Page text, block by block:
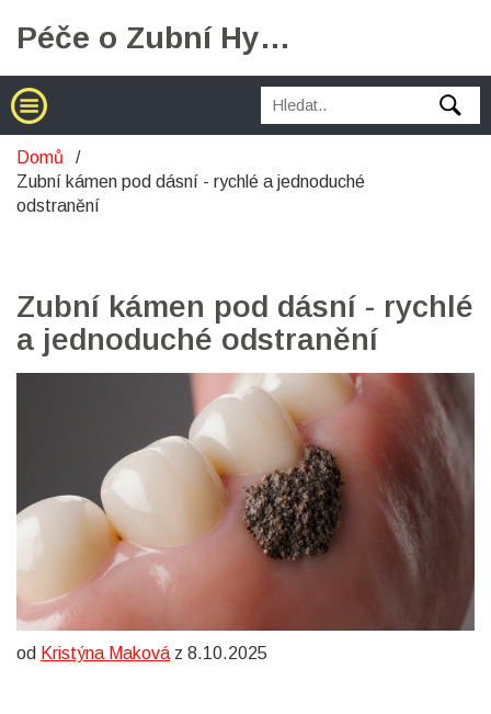
Péče o Zubní Hygienu
Domů
Zubní kámen pod dásní - rychlé a jednoduché
odstranění
Zubní kámen pod dásní - rychlé
a jednoduché odstranění
od Kristýna Maková z 8.10.2025